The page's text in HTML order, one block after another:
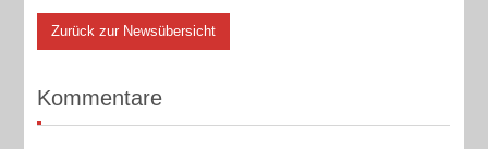
Zurück zur Newsübersicht
Kommentare